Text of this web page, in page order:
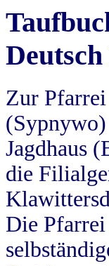
Zur
Jagdhaus
die
Die